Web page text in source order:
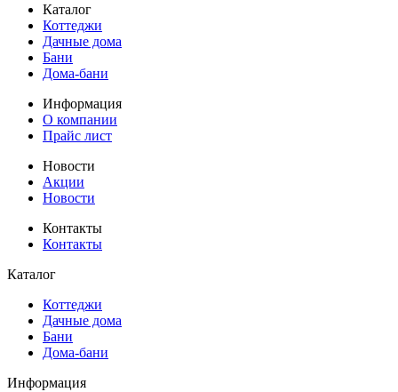
Каталог
Коттеджи
Дачные дома
Бани
Дома-бани
Информация
О компании
Прайс лист
Новости
Акции
Новости
Контакты
Контакты
Каталог
Коттеджи
Дачные дома
Бани
Дома-бани
Информация